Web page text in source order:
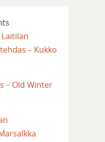
Laitilan
– Kukko
– Old Winter